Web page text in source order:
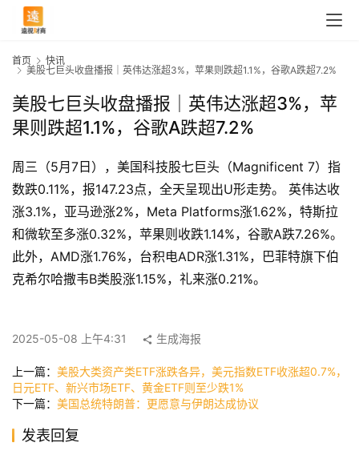
首
页
讯
公
首页
快讯
美股七巨头收盘播报｜英伟达涨超3%，苹果则跌超1.1%，谷歌A跌超7.2%
美股七巨头收盘播报｜英伟达涨超3%，苹
果则跌超1.1%，谷歌A跌超7.2%
周三（5月7日），美国科技股七巨头（Magnificent 7）指
数跌0.11%，报147.23点，全天呈现出U形走势。 英伟达收
涨3.1%，亚马逊涨2%，Meta Platforms涨1.62%，特斯拉
和微软至多涨0.32%，苹果则收跌1.14%，谷歌A跌7.26%。
此外，AMD涨1.76%，台积电ADR涨1.31%，巴菲特旗下伯
克希尔哈撒韦B类股涨1.15%，礼来涨0.21%。
2025-05-08 上午4:31 生成海报
上一篇： 美股大类资产类ETF涨跌各异，美元指数ETF收涨超0.7%，
日元ETF、新兴市场ETF、黄金ETF则至少跌1%
下一篇： 美国总统特朗普：更愿意与伊朗达成协议
发表回复